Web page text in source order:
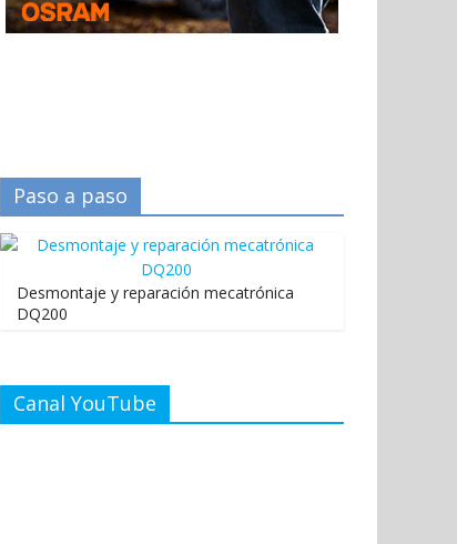
Paso a paso
Desmontaje y reparación mecatrónica
DQ200
Canal YouTube